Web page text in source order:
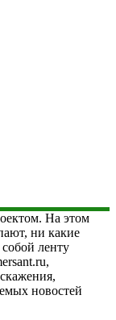
На этом
ни какие
ленту
новостей